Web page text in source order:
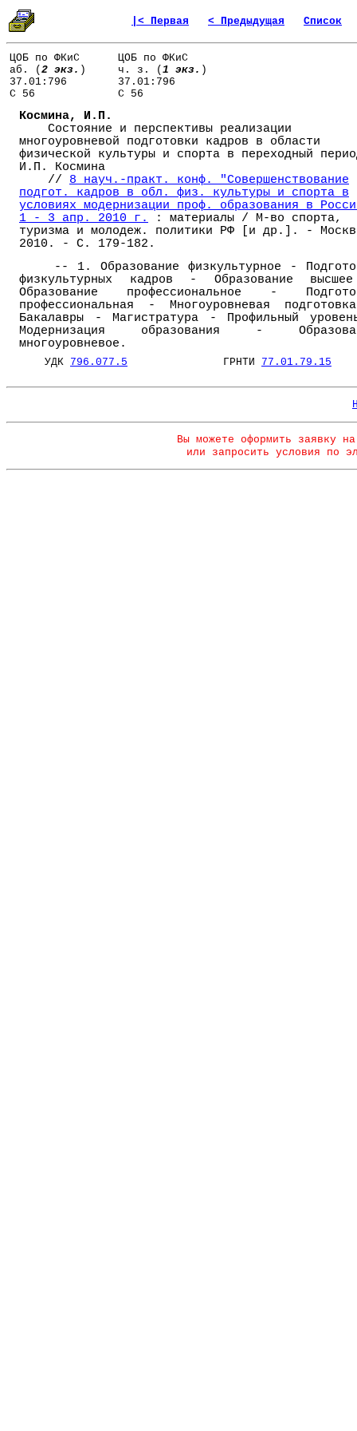
|< Первая < Предыдущая Список
ЦОБ по ФКиС
аб. ( 2 экз. )
37.01:796
С 56
ЦОБ по ФКиС
ч. з. ( 1 экз. )
37.01:796
С 56
Космина, И.П.
Состояние и перспективы реализации
многоуровневой подготовки кадров в области
физической культуры и спорта в переходный
И.П. Космина
// 8 науч.-практ. конф. "Совершенствование
подгот. кадров в обл. физ. культуры и спорта в
условиях модернизации проф. образования в
1 - 3 апр. 2010 г.
: материалы / М-во спорта,
туризма и молодеж. политики РФ [и др.]. -
2010. - С. 179-182.
-- 1. Образование физкультурное -
физкультурных кадров - Образование
Образование профессиональное -
профессиональная - Многоуровневая
Бакалавры - Магистратура - Профильный
Модернизация образования -
многоуровневое.
УДК 796.077.5 ГРНТИ 77.01.79.15
Вы можете оформить заявку
или запросить условия по